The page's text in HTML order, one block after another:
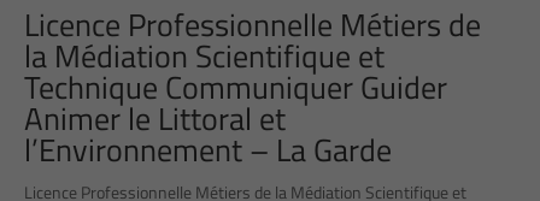
Licence Professionnelle Métiers de
la Médiation Scientifique et
Technique Communiquer Guider
Animer le Littoral et
l’Environnement – La Garde
Licence Professionnelle Métiers de la Médiation Scientifique et